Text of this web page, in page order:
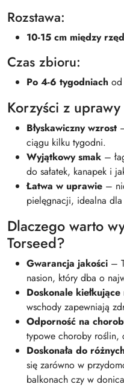
Rozstawa:
10-15 cm między
Czas zbioru:
Po 4-6 tygodniach
Korzyści z
Błyskawiczny wzrost
ciągu kilku tygodni.
Wyjątkowy smak –
do sałatek, kanapek i
Łatwa w uprawie –
pielęgnacji, idealna
Dlaczego warto
Torseed?
Gwarancja jakości –
nasion, który dba o
Doskonale kiełkujące
wschody zapewniają
Odporność na
typowe choroby roślin,
Doskonała do
się zarówno w
balkonach czy w